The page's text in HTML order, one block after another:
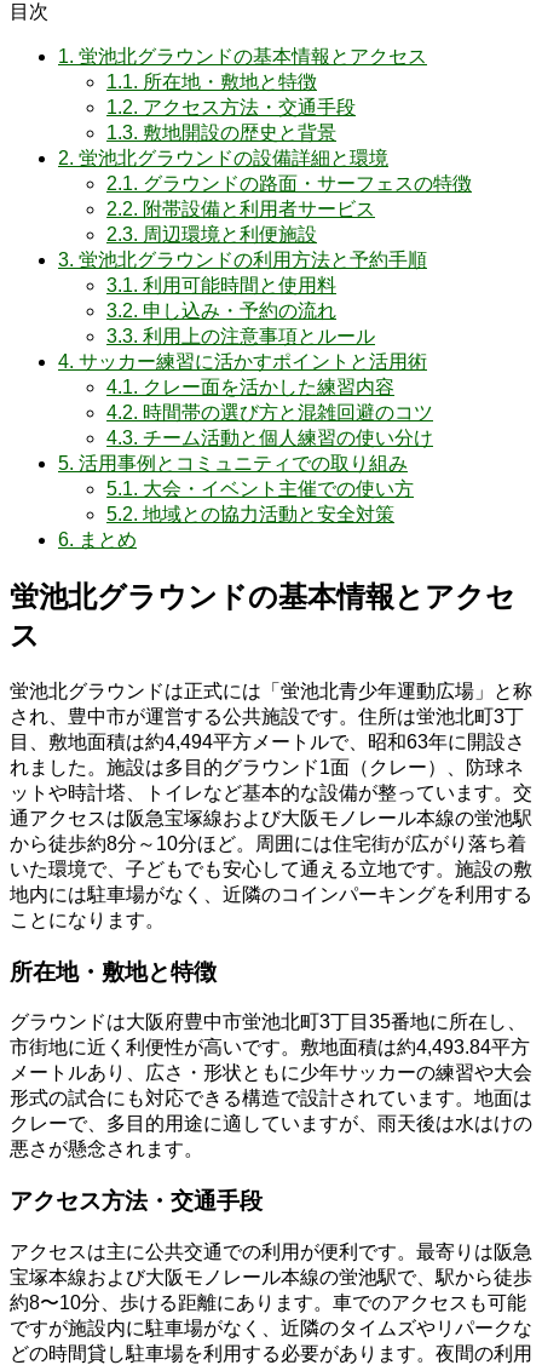
目次
1. 蛍池北グラウンドの基本情報とアクセス
1.1. 所在地・敷地と特徴
1.2. アクセス方法・交通手段
1.3. 敷地開設の歴史と背景
2. 蛍池北グラウンドの設備詳細と環境
2.1. グラウンドの路面・サーフェスの特徴
2.2. 附帯設備と利用者サービス
2.3. 周辺環境と利便施設
3. 蛍池北グラウンドの利用方法と予約手順
3.1. 利用可能時間と使用料
3.2. 申し込み・予約の流れ
3.3. 利用上の注意事項とルール
4. サッカー練習に活かすポイントと活用術
4.1. クレー面を活かした練習内容
4.2. 時間帯の選び方と混雑回避のコツ
4.3. チーム活動と個人練習の使い分け
5. 活用事例とコミュニティでの取り組み
5.1. 大会・イベント主催での使い方
5.2. 地域との協力活動と安全対策
6. まとめ
蛍池北グラウンドの基本情報とアクセ
ス
蛍池北グラウンドは正式には「蛍池北青少年運動広場」と称
され、豊中市が運営する公共施設です。住所は蛍池北町3丁
目、敷地面積は約4,494平方メートルで、昭和63年に開設さ
れました。施設は多目的グラウンド1面（クレー）、防球ネ
ットや時計塔、トイレなど基本的な設備が整っています。交
通アクセスは阪急宝塚線および大阪モノレール本線の蛍池駅
から徒歩約8分～10分ほど。周囲には住宅街が広がり落ち着
いた環境で、子どもでも安心して通える立地です。施設の敷
地内には駐車場がなく、近隣のコインパーキングを利用する
ことになります。
所在地・敷地と特徴
グラウンドは大阪府豊中市蛍池北町3丁目35番地に所在し、
市街地に近く利便性が高いです。敷地面積は約4,493.84平方
メートルあり、広さ・形状ともに少年サッカーの練習や大会
形式の試合にも対応できる構造で設計されています。地面は
クレーで、多目的用途に適していますが、雨天後は水はけの
悪さが懸念されます。
アクセス方法・交通手段
アクセスは主に公共交通での利用が便利です。最寄りは阪急
宝塚本線および大阪モノレール本線の蛍池駅で、駅から徒歩
約8〜10分、歩ける距離にあります。車でのアクセスも可能
ですが施設内に駐車場がなく、近隣のタイムズやリパークな
どの時間貸し駐車場を利用する必要があります。夜間の利用